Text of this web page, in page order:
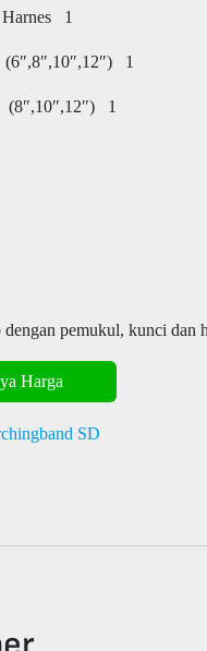
Harnes 1
1
(8″,10″,12″) 1
pemukul, kunci dan
Harga
SD